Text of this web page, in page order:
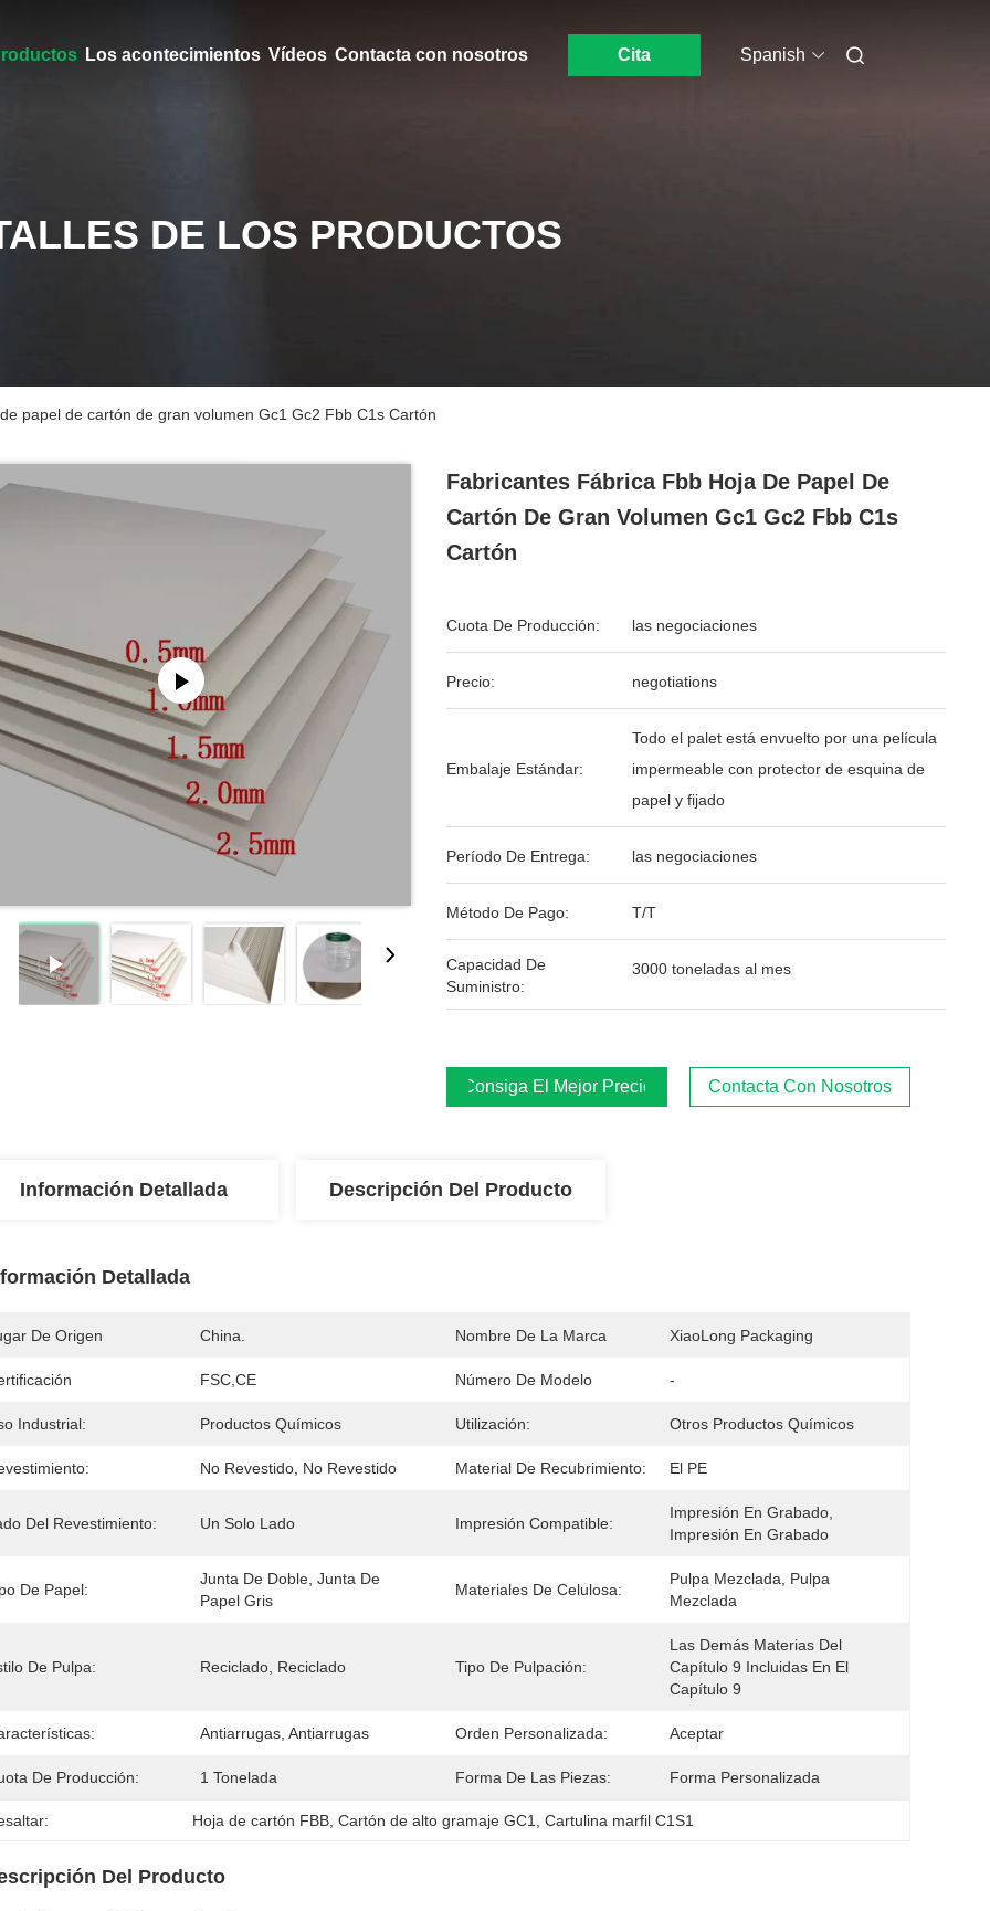
Los acontecimientos Vídeos Contacta con nosotros Cita Spanish
DE LOS PRODUCTOS
papel de cartón de gran volumen Gc1 Gc2 Fbb C1s Cartón
Fabricantes Fábrica Fbb Hoja De Papel De
Cartón De Gran Volumen Gc1 Gc2 Fbb C1s
Cartón
Cuota De Producción: las negociaciones
Precio: negotiations
Embalaje Estándar:
Todo el palet está envuelto por una película
impermeable con protector de esquina de
papel y fijado
Período De Entrega: las negociaciones
Método De Pago: T/T
Capacidad De
Suministro:
3000 toneladas al mes
Consiga El Mejor Precio Contacta Con Nosotros
Información Detallada Descripción Del Producto
Detallada
De Origen China. Nombre De La Marca XiaoLong Packaging
FSC,CE Número De Modelo -
Industrial: Productos Químicos Utilización: Otros Productos Químicos
No Revestido, No Revestido Material De Recubrimiento: El PE
Del Revestimiento: Un Solo Lado Impresión Compatible:
Impresión En Grabado,
Impresión En Grabado
De Papel:
Junta De Doble, Junta De
Papel Gris
Materiales De Celulosa:
Pulpa Mezclada, Pulpa
Mezclada
De Pulpa: Reciclado, Reciclado Tipo De Pulpación:
Las Demás Materias Del
Capítulo 9 Incluidas En El
Capítulo 9
Antiarrugas, Antiarrugas Orden Personalizada: Aceptar
De Producción: 1 Tonelada Forma De Las Piezas: Forma Personalizada
Hoja de cartón FBB , Cartón de alto gramaje GC1 , Cartulina marfil C1S1
Del Producto